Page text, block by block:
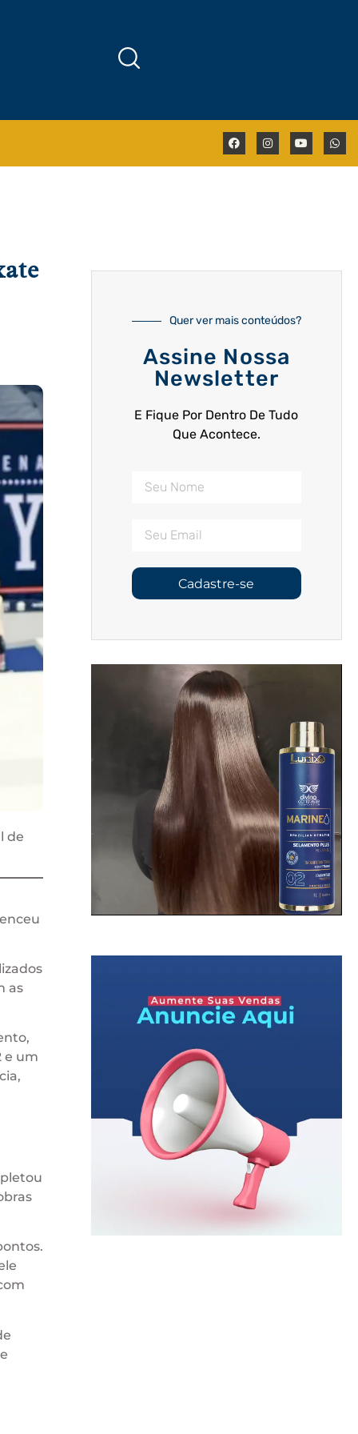
de
as
e um
Quer ver mais conteúdos?
Assine Nossa
Newsletter
E Fique Por Dentro De Tudo
Que Acontece.
Cadastre-se